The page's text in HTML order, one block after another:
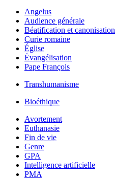
Angelus
Audience générale
Béatification et canonisation
Curie romaine
Église
Évangélisation
Pape François
Transhumanisme
Bioéthique
Avortement
Euthanasie
Fin de vie
Genre
GPA
Intelligence artificielle
PMA